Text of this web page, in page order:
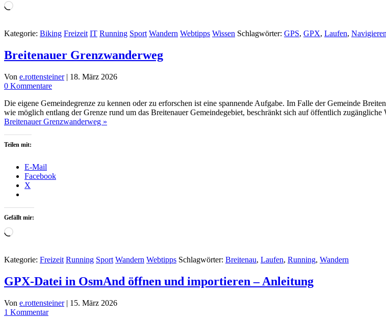
Wird
Kategorie: Biking Freizeit IT Running Sport Wandern Webtipps Wissen Schlagwörter: GPS, GPX, Laufen, Navigieren
Breitenauer Grenzwanderweg
Von e.rottensteiner | 18. März 2026
0 Kommentare
Die eigene Gemeindegrenze zu kennen oder zu erforschen ist eine spannende Aufgabe. Im Falle der Gemeinde
wie möglich entlang der Grenze rund um das Breitenauer Gemeindegebiet, beschränkt sich auf öffentlich
Breitenauer Grenzwanderweg »
Teilen mit:
E-Mail
Facebook
X
Gefällt mir:
Wird
Kategorie: Freizeit Running Sport Wandern Webtipps Schlagwörter: Breitenau, Laufen, Running, Wandern
GPX-Datei in OsmAnd öffnen und importieren – Anleitung
Von e.rottensteiner | 15. März 2026
1 Kommentar